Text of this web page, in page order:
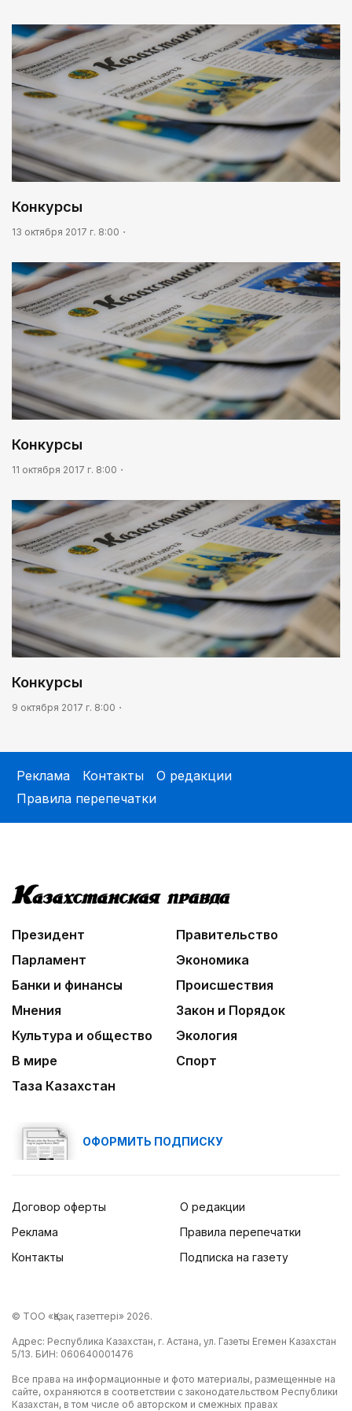
Конкурсы
13 октября 2017 г. 8:00
Конкурсы
11 октября 2017 г. 8:00
Конкурсы
9 октября 2017 г. 8:00
Реклама Контакты
О редакции
Правила перепечатки
Президент
Правительство
Парламент
Экономика
Банки и финансы
Происшествия
Мнения
Закон и Порядок
Культура и общество
Экология
В мире
Спорт
Таза Казахстан
ОФОРМИТЬ ПОДПИСКУ
Договор оферты
Реклама
Контакты
О редакции
Правила перепечатки
Подписка на газету
© ТОО «Қазақ газеттері» 2026.
Адрес: Республика Казахстан, г. Астана, ул. Газеты Егемен Казахстан
5/13. БИН: 060640001476
Все права на информационные и фото материалы, размещенные на
сайте, охраняются в соответствии с законодательством Республики
Казахстан, в том числе об авторском и смежных правах